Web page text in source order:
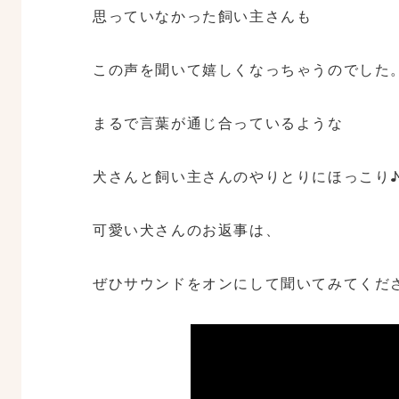
思っていなかった飼い主さんも
この声を聞いて嬉しくなっちゃうのでした。
まるで言葉が通じ合っているような
犬さんと飼い主さんのやりとりにほっこり♪
可愛い犬さんのお返事は、
ぜひサウンドをオンにして聞いてみてくだ